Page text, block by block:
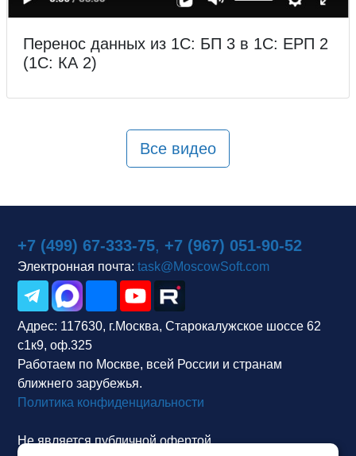
Перенос данных из 1С: БП 3 в 1С: ЕРП 2
(1С: КА 2)
Все видео
+7 (499) 67-333-75, +7 (967) 051-90-52
Электронная почта: task@MoscowSoft.com
Адрес: 117630, г.Москва, Старокалужское шоссе 62
с1к9, оф.325
Работаем по Москве, всей России и странам
ближнего зарубежья.
Политика конфиденциальности
Не является публичной офертой.